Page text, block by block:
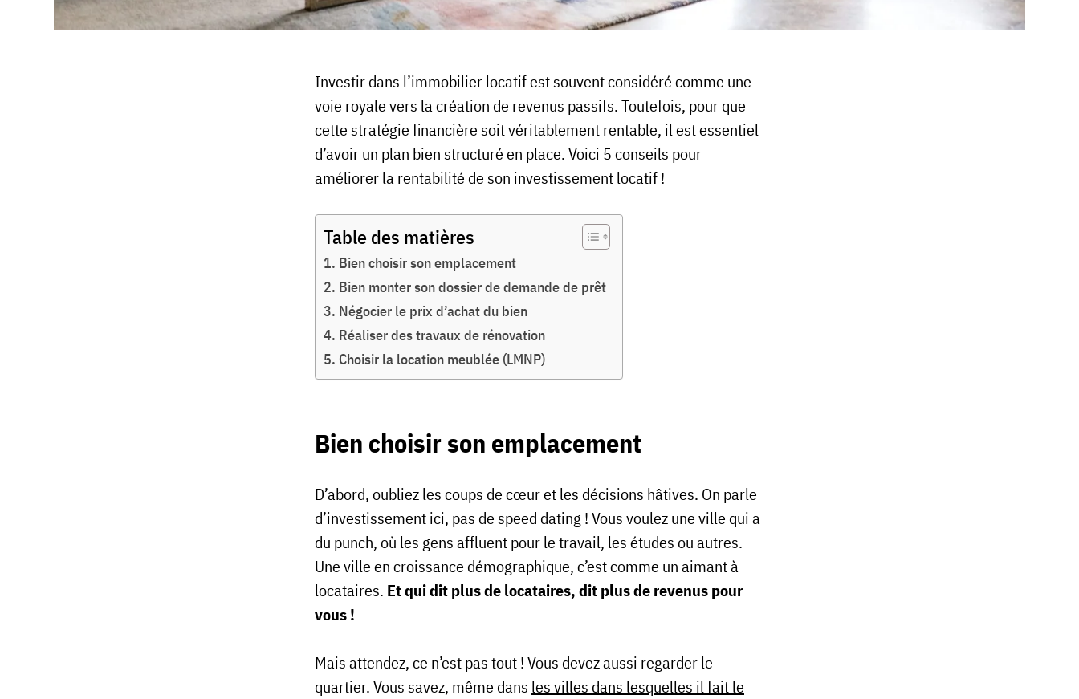
Investir dans l’immobilier locatif est souvent considéré comme une
voie royale vers la création de revenus passifs. Toutefois, pour que
cette stratégie financière soit véritablement rentable, il est essentiel
d’avoir un plan bien structuré en place. Voici 5 conseils pour
améliorer la rentabilité de son investissement locatif !
Table des matières
Bien choisir son emplacement
Bien monter son dossier de demande de prêt
Négocier le prix d’achat du bien
Réaliser des travaux de rénovation
Choisir la location meublée (LMNP)
Bien choisir son emplacement
D’abord, oubliez les coups de cœur et les décisions hâtives. On parle
d’investissement ici, pas de speed dating ! Vous voulez une ville qui a
du punch, où les gens affluent pour le travail, les études ou autres.
Une ville en croissance démographique, c’est comme un aimant à
locataires. Et qui dit plus de locataires, dit plus de revenus pour
vous !
Mais attendez, ce n’est pas tout ! Vous devez aussi regarder le
quartier. Vous savez, même dans les villes dans lesquelles il fait le